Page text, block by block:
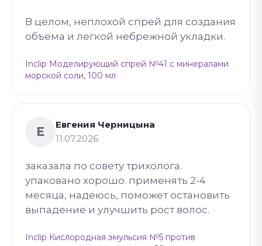
В целом, неплохой спрей для создания
объема и легкой небрежной укладки.
Inclip Моделирующий спрей №41 с минералами
морской соли, 100 мл
Е
Евгения Черницына
11.07.2026
заказала по совету трихолога.
упаковано хорошо. применять 2-4
месяца, надеюсь, поможет остановить
выпадение и улучшить рост волос.
Inclip Кислородная эмульсия №5 против